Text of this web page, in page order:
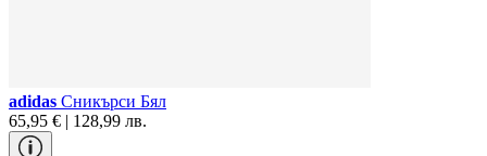
adidas Сникърси Бял
65,95 € | 128,99 лв.